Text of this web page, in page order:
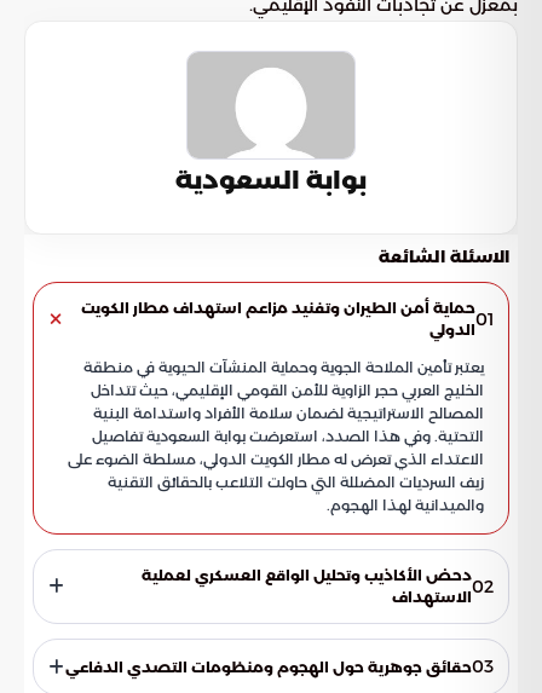
بمعزل عن تجاذبات النفوذ الإقليمي.
بوابة السعودية
الاسئلة الشائعة
01حماية أمن الطيران وتفنيد مزاعم استهداف مطار الكويت
الدولي
يعتبر تأمين الملاحة الجوية وحماية المنشآت الحيوية في منطقة
الخليج العربي حجر الزاوية للأمن القومي الإقليمي، حيث تتداخل
المصالح الاستراتيجية لضمان سلامة الأفراد واستدامة البنية
التحتية. وفي هذا الصدد، استعرضت بوابة السعودية تفاصيل
الاعتداء الذي تعرض له مطار الكويت الدولي، مسلطة الضوء على
زيف السرديات المضللة التي حاولت التلاعب بالحقائق التقنية
والميدانية لهذا الهجوم.
02دحض الأكاذيب وتحليل الواقع العسكري لعملية
الاستهداف
قدمت التقارير الرسمية الصادرة عن القيادة المركزية الأمريكية
قراءة فنية دقيقة، فندت من خلالها المحاولات الإعلامية الرامية
لتزييف حجم الأضرار في مبنى الركاب. استندت هذه الإيضاحات إلى
03حقائق جوهرية حول الهجوم ومنظومات التصدي الدفاعي